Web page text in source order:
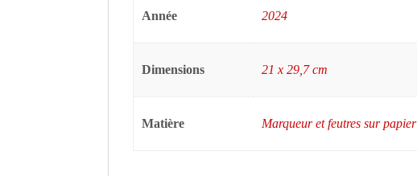
Année 2024
Dimensions 21 x 29,7 cm
Matière Marqueur et feutres sur papier